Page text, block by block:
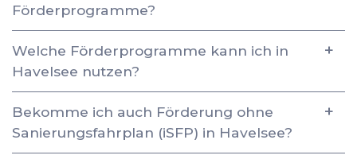
Förderprogramme?
Welche Förderprogramme kann ich in
Havelsee nutzen?
Bekomme ich auch Förderung ohne
Sanierungsfahrplan (iSFP) in Havelsee?